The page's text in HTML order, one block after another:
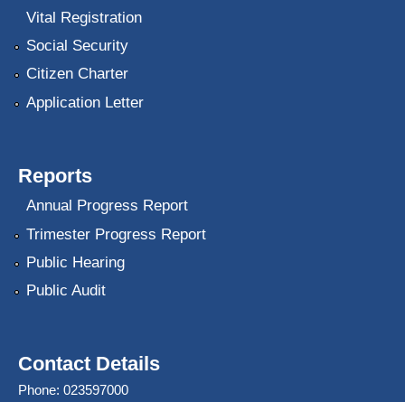
Vital Registration
Social Security
Citizen Charter
Application Letter
Reports
Annual Progress Report
Trimester Progress Report
Public Hearing
Public Audit
Contact Details
Phone: 023597000